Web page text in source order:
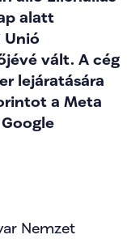
alatt
Unió
vált. A cég
lejáratására
a Meta
Nemzet